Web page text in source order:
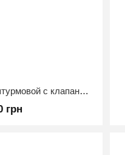
Рюкзак тактический штурмовой с клапаном для шлема Warrior Spirit Койот
грн